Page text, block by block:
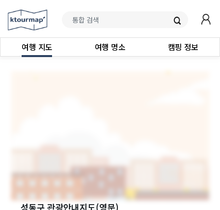
여행 지도 여행 명소 캠핑 정보
성동구 관광안내지도(영문)